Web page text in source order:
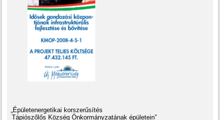
„Épületenergetikai korszerűsítés
Tápiószőlős Község Önkormányzatának épületein”